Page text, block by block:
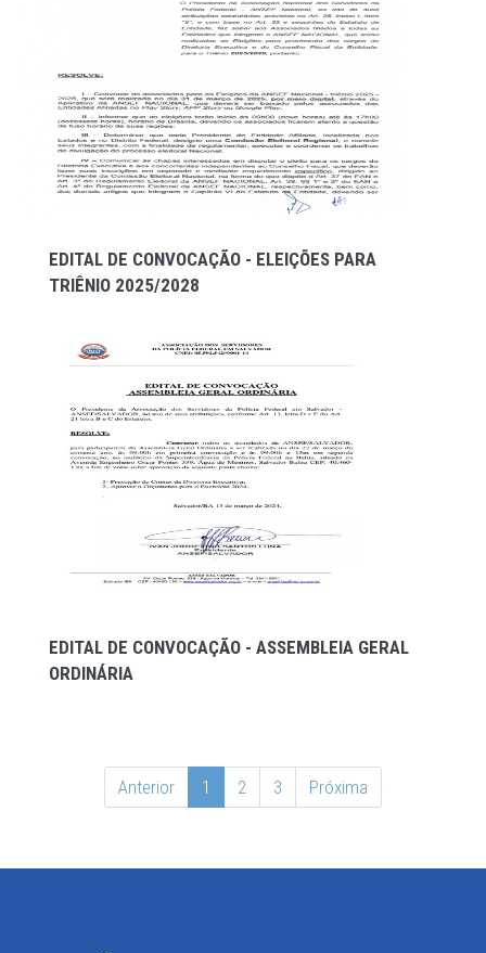
EDITAL DE CONVOCAÇÃO - ELEIÇÕES PARA
TRIÊNIO 2025/2028
EDITAL DE CONVOCAÇÃO - ASSEMBLEIA GERAL
ORDINÁRIA
Anterior 1 2 3 Próxima